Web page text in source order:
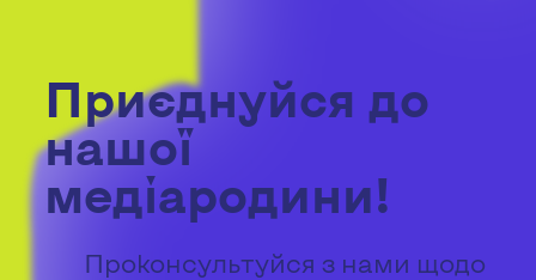
Приєднуйся до
нашої
медіародини!
Проконсультуйся з нами щодо